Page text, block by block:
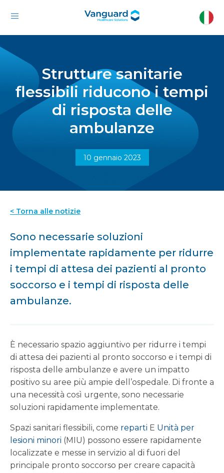
Strutture sanitarie
flessibili riducono i tempi
di risposta delle
ambulanze
10 gennaio 2023
< Torna alle notizie
Sono necessarie soluzioni
implementate rapidamente per ridurre
i tempi di attesa dei pazienti al pronto
soccorso e i tempi di risposta delle
ambulanze.
È necessario spazio aggiuntivo per ridurre i tempi
di attesa dei pazienti al pronto soccorso e i tempi di
risposta delle ambulanze e avere un impatto
positivo su aree più ampie dell’ospedale. Di fronte a
una necessità così urgente, sono necessarie
soluzioni rapidamente implementate.
Spazi sanitari flessibili, come reparti E Unità per
lesioni minori (MIU) possono essere rapidamente
localizzate e messe in servizio al di fuori del
principale pronto soccorso per creare capacità